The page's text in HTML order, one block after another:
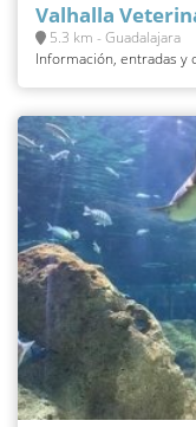
Valhalla
5.3 km - Guadalajara
Información, entradas y